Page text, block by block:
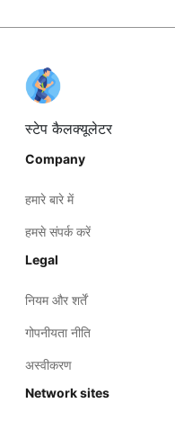
स्टेप कैलक्यूलेटर
Company
हमारे बारे में
हमसे संपर्क करें
Legal
नियम और शर्तें
गोपनीयता नीति
अस्वीकरण
Network sites